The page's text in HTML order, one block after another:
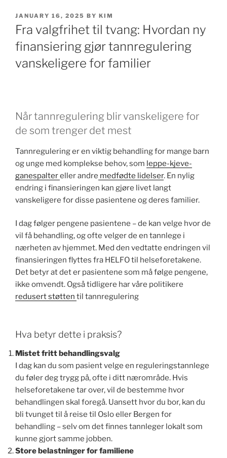
POSTED
ON
JANUARY 16, 2025 BY KIM
Fra valgfrihet til tvang: Hvordan ny
finansiering gjør tannregulering
vanskeligere for familier
Når tannregulering blir vanskeligere for
de som trenger det mest
Tannregulering er en viktig behandling for mange barn
og unge med komplekse behov, som leppe-kjeve-
ganespaltereller andre medfødte lidelser. En nylig
endring i finansieringen kan gjøre livet langt
vanskeligere for disse pasientene og deres familier.
I dag følger pengene pasientene – de kan velge hvor de
vil få behandling, og ofte velger de en tannlege i
nærheten av hjemmet. Med den vedtatte endringen vil
finansieringen flyttes fra HELFO til helseforetakene.
Det betyr at det er pasientene som må følge pengene,
ikke omvendt. Også tidligere har våre politikere
redusert støtten til tannregulering
Hva betyr dette i praksis?
Mistet fritt behandlingsvalg
I dag kan du som pasient velge en reguleringstannlege
du føler deg trygg på, ofte i ditt nærområde. Hvis
helseforetakene tar over, vil de bestemme hvor
behandlingen skal foregå. Uansett hvor du bor, kan du
bli tvunget til å reise til Oslo eller Bergen for
behandling – selv om det finnes tannleger lokalt som
kunne gjort samme jobben.
Store belastninger for familiene